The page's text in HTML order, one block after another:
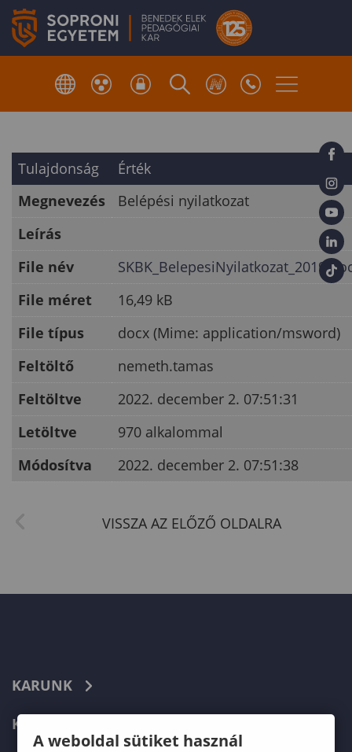
Tulajdonság
Érték
Megnevezés
Belépési nyilatkozat
Leírás
File név
File méret
16,49 kB
File típus
docx (Mime: application/msword)
Feltöltő
nemeth.tamas
Feltöltve
2022. december 2. 07:51:31
Letöltve
970 alkalommal
Módosítva
2022. december 2. 07:51:38
KARUNK
KÉPZÉSEK
A weboldal sütiket használ